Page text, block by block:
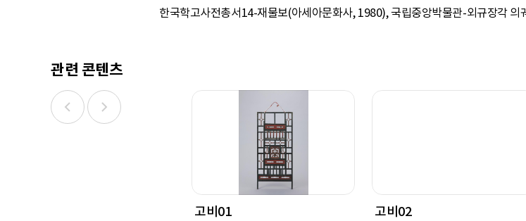
한국학고사전총서14-재물보(아세아문화사, 1980), 국립중앙박물관-외규장각
관련 콘텐츠
고비01 고비02